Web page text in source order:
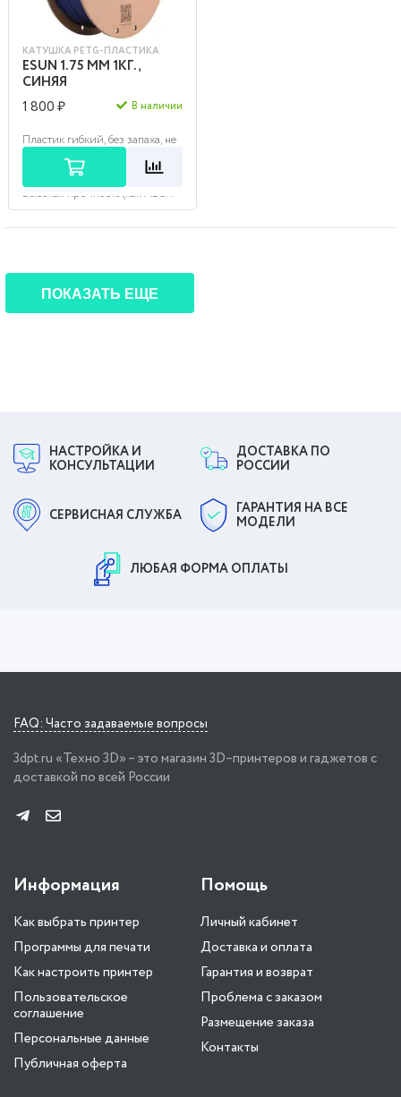
КАТУШКА PETG-ПЛАСТИКА
ESUN 1.75 ММ 1КГ.,
СИНЯЯ
1 800 ₽
В наличии
Пластик гибкий, без запаха, не
токсичный с низким
коэффициентом усадки
материала. Не впитывает воду.
Высокая прочность (как ABS...
ПОКАЗАТЬ ЕЩЕ
НАСТРОЙКА И
КОНСУЛЬТАЦИИ
ДОСТАВКА ПО
РОССИИ
СЕРВИСНАЯ СЛУЖБА
ГАРАНТИЯ НА ВСЕ
МОДЕЛИ
ЛЮБАЯ ФОРМА ОПЛАТЫ
FAQ: Часто задаваемые вопросы
3dpt.ru «Техно 3D» – это магазин 3D–принтеров и гаджетов с
доставкой по всей России
Информация
Как выбрать принтер
Программы для печати
Как настроить принтер
Пользовательское
соглашение
Персональные данные
Публичная оферта
Помощь
Личный кабинет
Доставка и оплата
Гарантия и возврат
Проблема с заказом
Размещение заказа
Контакты